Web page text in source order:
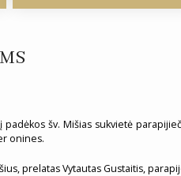
šv. Mišias sukvietė
onines.
prelatas Vytautas Gustaitis,